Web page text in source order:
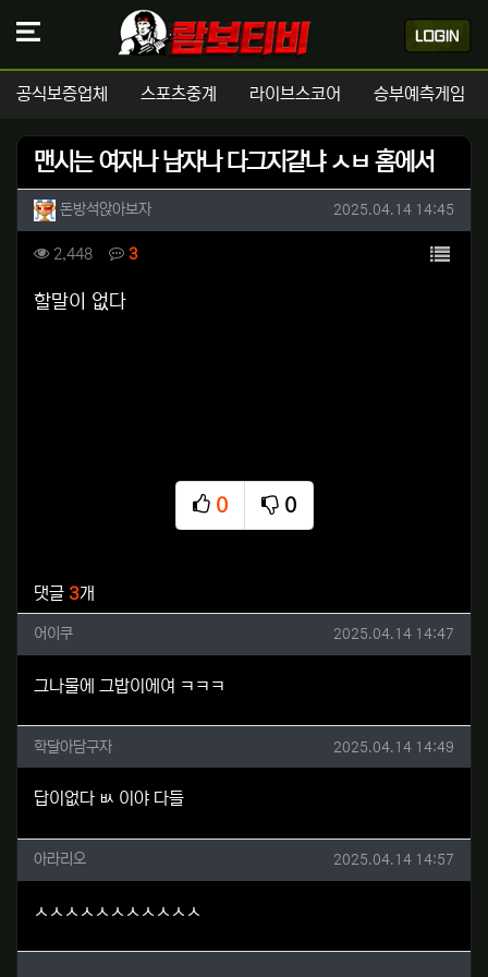
공식보증업체 스포츠중계 라이브스코어 승부예측게임
맨시는 여자나 남자나 다그지같냐 ㅅㅂ 홈에서
작성자 정보
돈방석앉아보자작성 작성일
2025.04.14 14:45
컨텐츠 정보
2,448조회 3댓글 목록
본문
할말이 없다
0
추천
0
비추천
댓글 3개
어이쿠님의 댓글
어이쿠 작성일
2025.04.14 14:47
그나물에 그밥이에여 ㅋㅋㅋ
학달아담구자님의 댓글
학달아담구자 작성일
2025.04.14 14:49
답이없다 ㅄ 이야 다들
아라리오님의 댓글
아라리오 작성일
2025.04.14 14:57
ㅅㅅㅅㅅㅅㅅㅅㅅㅅㅅㅅ